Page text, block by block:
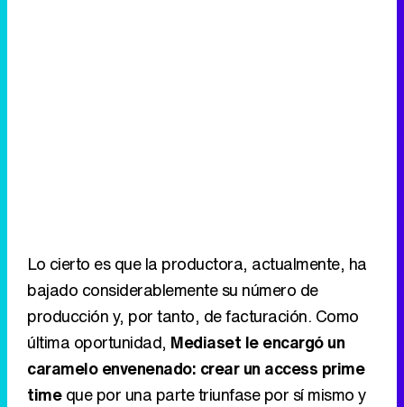
Lo cierto es que la productora, actualmente, ha
bajado considerablemente su número de
producción y, por tanto, de facturación. Como
última oportunidad, Mediaset le encargó un
caramelo envenenado: crear un access prime
timeque por una parte triunfase por sí mismo y